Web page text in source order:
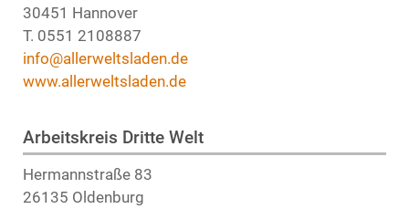
30451 Hannover
T. 0551 2108887
info@allerweltsladen.de
www.allerweltsladen.de
Arbeitskreis Dritte Welt
Hermannstraße 83
26135 Oldenburg